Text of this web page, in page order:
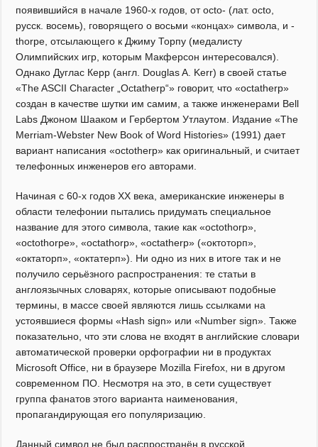
появившийся в начале 1960-х годов, от octo- (лат. octo,
русск. восемь), говорящего о восьми «концах» символа, и -
thorpe, отсылающего к Джиму Торпу (медалисту
Олимпийских игр, которым Макферсон интересовался).
Однако Дуглас Керр (англ. Douglas A. Kerr) в своей статье
«The ASCII Character „Octatherp“» говорит, что «octatherp»
создан в качестве шутки им самим, а также инженерами Bell
Labs Джоном Шааком и Гербертом Утлаутом. Издание «The
Merriam-Webster New Book of Word Histories» (1991) дает
вариант написания «octotherp» как оригинальный, и считает
телефонных инженеров его авторами.
Начиная с 60-х годов XX века, американские инженеры в
области телефонии пытались придумать специальное
название для этого символа, такие как «octothorp»,
«octothorpe», «octathorp», «octatherp» («октоторп»,
«октаторп», «октатерп»). Ни одно из них в итоге так и не
получило серьёзного распространения: те статьи в
англоязычных словарях, которые описывают подобные
термины, в массе своей являются лишь ссылками на
устоявшиеся формы «Hash sign» или «Number sign». Также
показательно, что эти слова не входят в английские словари
автоматической проверки орфографии ни в продуктах
Microsoft Office, ни в браузере Mozilla Firefox, ни в другом
современном ПО. Несмотря на это, в сети существует
группа фанатов этого варианта наименования,
пропагандирующая его популяризацию.
Данный символ не был распространён в русской